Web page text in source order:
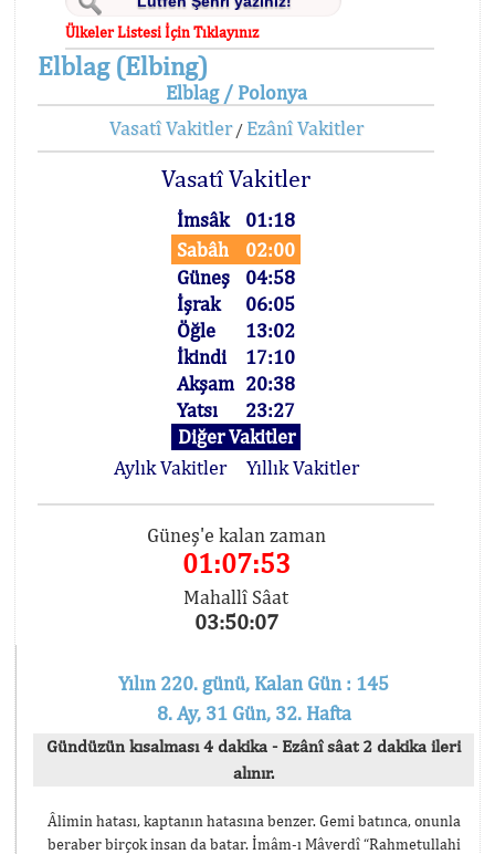
Ülkeler Listesi İçin Tıklayınız
Elblag (Elbing)
Elblag / Polonya
Vasatî Vakitler/ Ezânî Vakitler
Vasatî Vakitler
İmsâk
01:18
Sabâh
02:00
Güneş
04:58
İşrak
06:05
Öğle
13:02
İkindi
17:10
Akşam 20:38
Yatsı
23:27
Diğer Vakitler
Aylık Vakitler
Yıllık Vakitler
Güneş'e kalan zaman
01:07:52
Mahallî Sâat
03:50:08
Yılın 220. günü, Kalan Gün : 145
8. Ay, 31 Gün, 32. Hafta
Gündüzün kısalması 4 dakika - Ezânî sâat 2 dakika ileri
alınır.
Âlimin hatası, kaptanın hatasına benzer. Gemi batınca, onunla
beraber birçok insan da batar. İmâm-ı Mâverdî “Rahmetullahi